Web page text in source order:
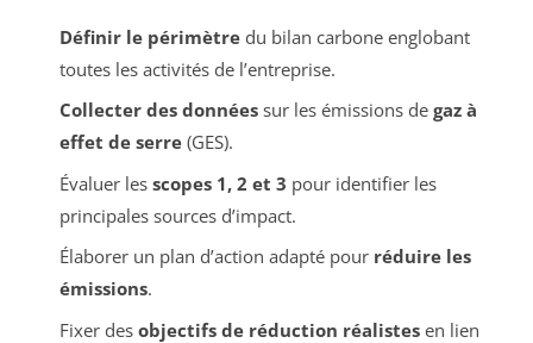
Définir le périmètredu bilan carbone englobant
toutes les activités de l’entreprise.
Collecter des donnéessur les émissions de gaz à
effet de serre(GES).
Évaluer les scopes 1, 2 et 3 pour identifier les
principales sources d’impact.
Élaborer un plan d’action adapté pour réduire les
émissions.
Fixer des objectifs de réduction réalistesen lien